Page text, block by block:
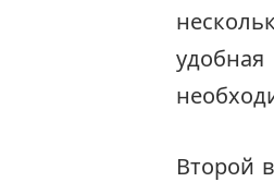
Второй